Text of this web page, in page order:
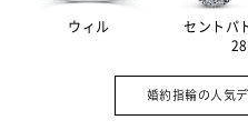
ウィル
セントパ
28
婚約指輪の人気
約束した証として
を強めるため、ダ